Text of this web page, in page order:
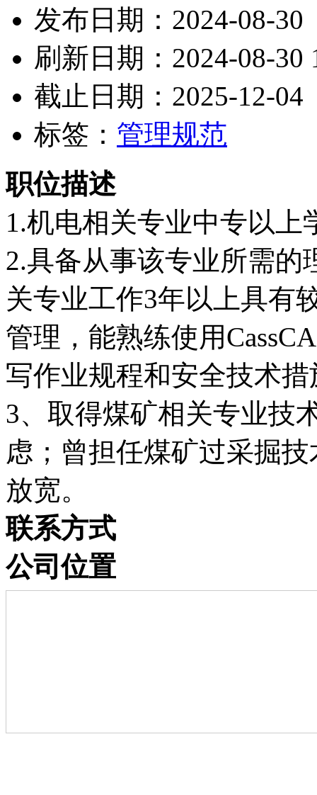
发布日期：2024-08-30
刷新日期：2024-08-30
截止日期：2025-12-04
标签： 管理规范
职位描述
1.机电相关专业中专以上
2.具备从事该专业所需
关专业工作3年以上具有
管理，能熟练使用
写作业规程和安全技术措
3、取得煤矿相关专业技
虑；曾担任煤矿过采掘
放宽。
联系方式
公司位置